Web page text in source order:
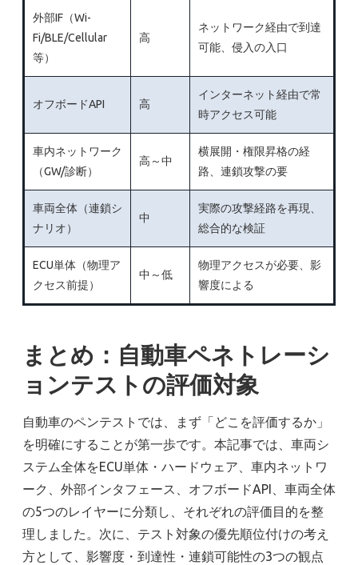
外部IF（Wi-
Fi/BLE/Cellular
等）
高
ネットワーク経由で到達
可能、侵入の入口
オフボードAPI 高
インターネット経由で常
時アクセス可能
車内ネットワーク
（GW/診断）
高～中
横展開・権限昇格の経
路、連鎖攻撃の要
車両全体（連鎖シ
ナリオ）
中
実際の攻撃経路を再現、
総合的な検証
ECU単体（物理ア
クセス前提）
中～低
物理アクセスが必要、影
響度による
まとめ：自動車ペネトレーシ
ョンテストの評価対象
自動車のペンテストでは、まず「どこを評価するか」
を明確にすることが第一歩です。本記事では、車両シ
ステム全体をECU単体・ハードウェア、車内ネットワ
ーク、外部インタフェース、オフボードAPI、車両全体
の5つのレイヤーに分類し、それぞれの評価目的を整
理しました。次に、テスト対象の優先順位付けの考え
方として、影響度・到達性・連鎖可能性の3つの観点